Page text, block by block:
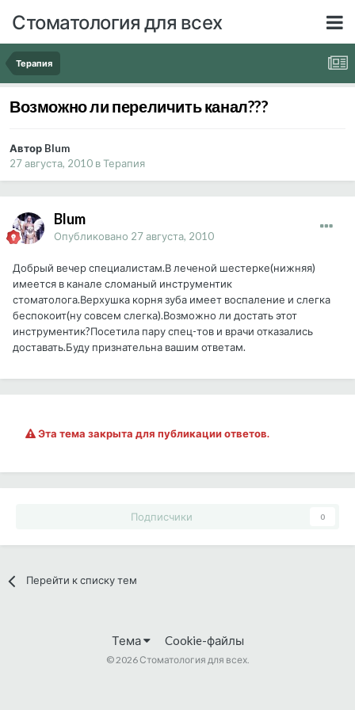
Стоматология для всех
Терапия
Возможно ли переличить канал???
Автор Blum
27 августа, 2010 вТерапия
Blum
Опубликовано 27 августа, 2010
Добрый вечер специалистам.В леченой шестерке(нижняя)
имеется в канале сломаный инструментик
стоматолога.Верхушка корня зуба имеет воспаление и слегка
беспокоит(ну совсем слегка).Возможно ли достать этот
инструментик?Посетила пару спец-тов и врачи отказались
доставать.Буду признательна вашим ответам.
Эта тема закрыта для публикации ответов.
Подписчики 0
Перейти к списку тем
Тема Cookie-файлы
©2026 Стоматология для всех.